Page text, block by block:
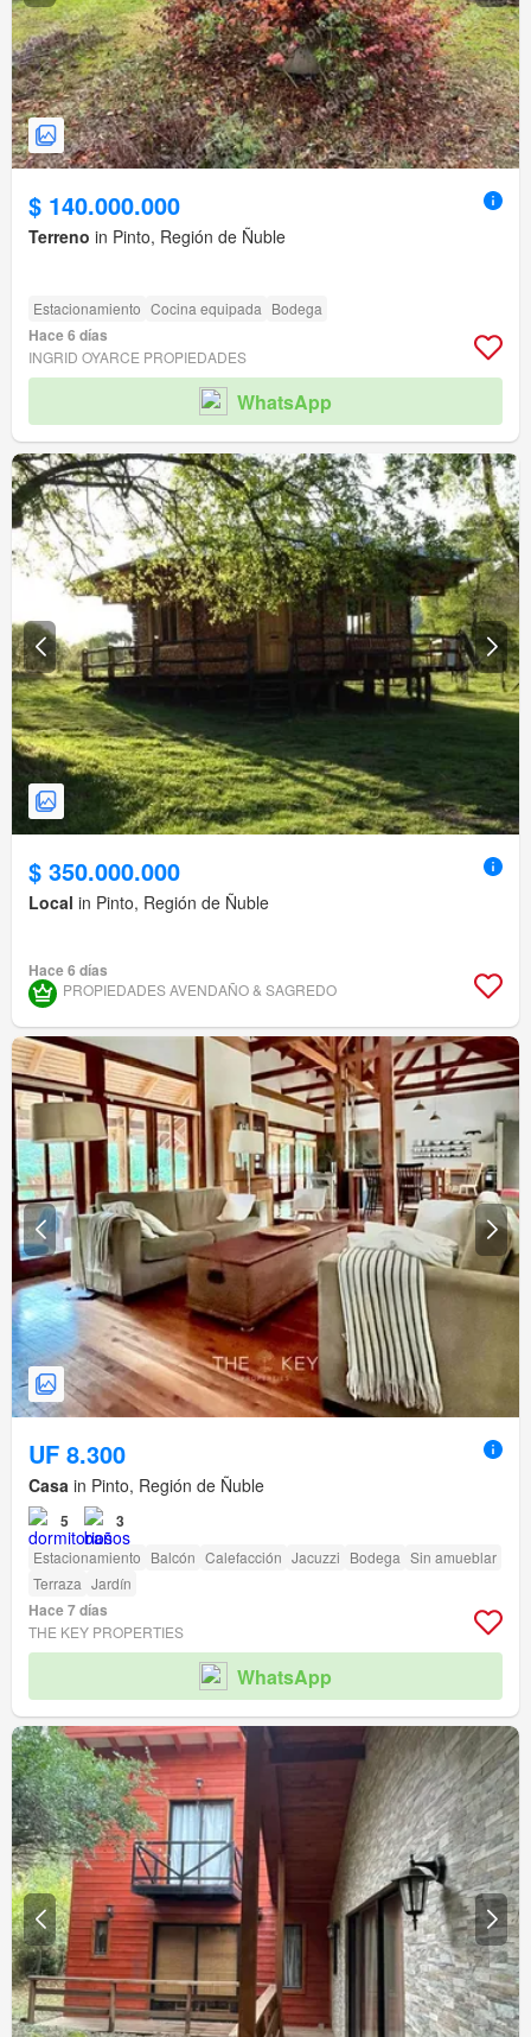
$ 140.000.000
Terreno in Pinto, Región de Ñuble
Estacionamiento Cocina equipada Bodega
Hace 6 días
INGRID OYARCE PROPIEDADES
WhatsApp
$ 350.000.000
Local in Pinto, Región de Ñuble
Hace 6 días
PROPIEDADES AVENDAÑO & SAGREDO
UF 8.300
Casa in Pinto, Región de Ñuble
5 3
Estacionamiento Balcón Calefacción Jacuzzi Bodega Sin amueblar
Terraza Jardín
Hace 7 días
THE KEY PROPERTIES
WhatsApp